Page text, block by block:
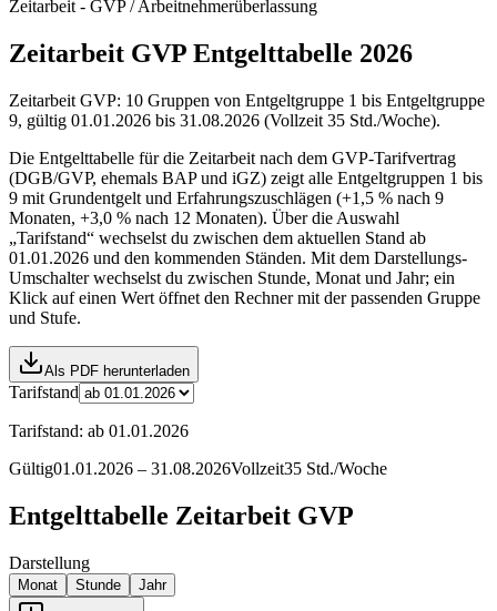
Zeitarbeit - GVP / Arbeitnehmerüberlassung
Zeitarbeit GVP Entgelttabelle 2026
Zeitarbeit GVP: 10 Gruppen von Entgeltgruppe 1 bis Entgeltgruppe
9, gültig 01.01.2026 bis 31.08.2026 (Vollzeit 35 Std./Woche).
Die Entgelttabelle für die Zeitarbeit nach dem GVP-Tarifvertrag
(DGB/GVP, ehemals BAP und iGZ) zeigt alle Entgeltgruppen 1 bis
9 mit Grundentgelt und Erfahrungszuschlägen (+1,5 % nach 9
Monaten, +3,0 % nach 12 Monaten). Über die Auswahl
„Tarifstand“ wechselst du zwischen dem aktuellen Stand ab
01.01.2026 und den kommenden Ständen. Mit dem Darstellungs-
Umschalter wechselst du zwischen Stunde, Monat und Jahr; ein
Klick auf einen Wert öffnet den Rechner mit der passenden Gruppe
und Stufe.
Als PDF herunterladen
Tarifstand
Tarifstand: ab 01.01.2026
Gültig01.01.2026 – 31.08.2026Vollzeit35 Std./Woche
Entgelttabelle Zeitarbeit GVP
Darstellung
Monat Stunde Jahr